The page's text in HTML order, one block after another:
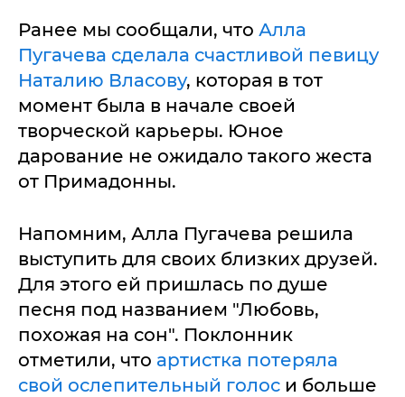
Ранее мы сообщали, что Алла
Пугачева сделала счастливой певицу
Наталию Власову, которая в тот
момент была в начале своей
творческой карьеры. Юное
дарование не ожидало такого жеста
от Примадонны.
Напомним, Алла Пугачева решила
выступить для своих близких друзей.
Для этого ей пришлась по душе
песня под названием "Любовь,
похожая на сон". Поклонник
отметили, что артистка потеряла
свой ослепительный голос и больше